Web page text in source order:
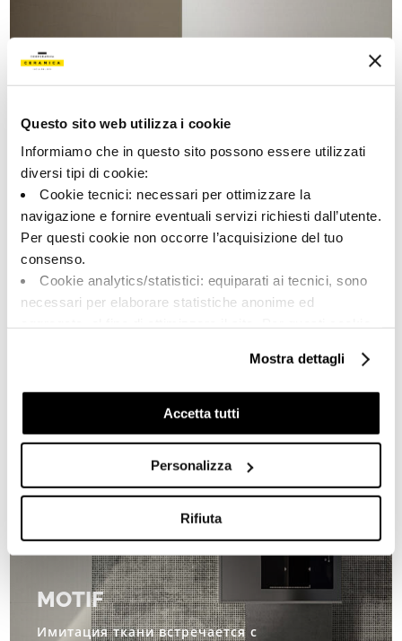
Questo sito web utilizza i cookie
Informiamo che in questo sito possono essere utilizzati
diversi tipi di cookie:
Cookie tecnici: necessari per ottimizzare la
navigazione e fornire eventuali servizi richiesti dall’utente.
Per questi cookie non occorre l’acquisizione del tuo
consenso.
Cookie analytics/statistici: equiparati ai tecnici, sono
necessari per elaborare statistiche anonime ed
Cookie di profilazione/marketing: sono utilizzati, solo
previo tuo consenso, per esaminare le tue abitudini di
navigazione e mostrarti quindi avvisi pubblicitari mirati, in
linea con le tue preferenze.
cookie di profilazione, selezionando uno dei bottoni sotto
riportati. Puoi avere maggiori dettagli visionando
l’Informativa estesa cookie. La chiusura del presente
banner comporterà il permanere dei soli cookie tecnici ed
analytics, per i quali non occorre il tuo consenso. Potrai
comunque modificare le tue scelte in qualsiasi momento,
accedendo al link presente nel footer.
Mostra dettagli
Accetta tutti
Personalizza
Rifiuta
Энергия бетона, очарование декора.
MOTIF
Имитация ткани встречается с